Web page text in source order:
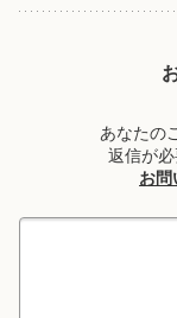
あなたの
返信が
お